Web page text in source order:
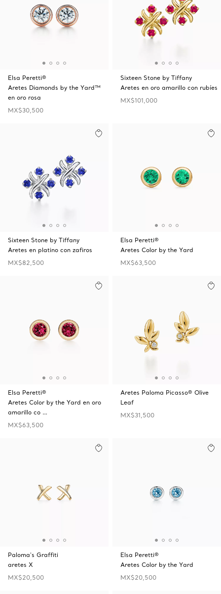
Elsa Peretti®
Aretes Diamonds by the Yard™
en oro rosa
MX$30,500
Sixteen Stone by Tiffany
Aretes en oro amarillo con rubíes
MX$101,000
Sixteen Stone by Tiffany
Aretes en platino con zafiros
MX$82,500
Elsa Peretti®
Aretes Color by the Yard
MX$63,500
Elsa Peretti®
Aretes Color by the Yard en oro
amarillo co …
MX$63,500
Aretes Paloma Picasso® Olive
Leaf
MX$31,500
Paloma's Graffiti
aretes X
MX$20,500
Elsa Peretti®
Aretes Color by the Yard
MX$20,500